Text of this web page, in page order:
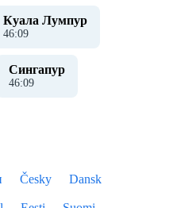
Куала Лумпур
46:10
Сингапур
46:10
Česky Dansk